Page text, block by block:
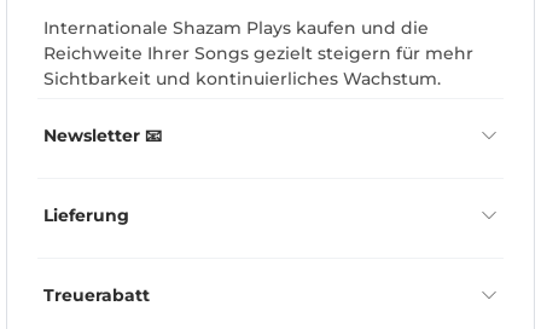
Internationale Shazam Plays kaufen und die
Reichweite Ihrer Songs gezielt steigern für mehr
Sichtbarkeit und kontinuierliches Wachstum.
Newsletter 📧
Lieferung
Treuerabatt